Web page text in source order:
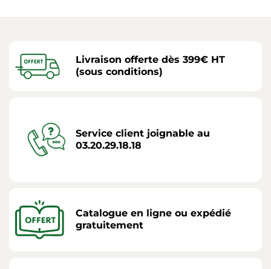
Livraison offerte dès 399€ HT
(sous conditions)
Service client joignable au
03.20.29.18.18
Catalogue en ligne ou expédié
gratuitement